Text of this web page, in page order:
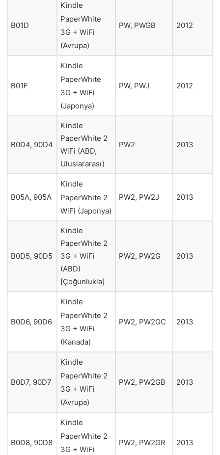
B01D
Kindle
PaperWhite
3G + WiFi
(Avrupa)
PW, PWGB 2012
B01F
Kindle
PaperWhite
3G + WiFi
(Japonya)
PW, PWJ 2012
B0D4, 90D4
Kindle
PaperWhite 2
WiFi (ABD,
Uluslararası)
PW2 2013
B05A, 905A
Kindle
PaperWhite 2
WiFi (Japonya)
PW2, PW2J 2013
B0D5, 90D5
Kindle
PaperWhite 2
3G + WiFi
(ABD)
[Çoğunlukla]
PW2, PW2G 2013
B0D6, 90D6
Kindle
PaperWhite 2
3G + WiFi
(Kanada)
PW2, PW2GC 2013
B0D7, 90D7
Kindle
PaperWhite 2
3G + WiFi
(Avrupa)
PW2, PW2GB 2013
B0D8, 90D8
Kindle
PaperWhite 2
3G + WiFi
PW2, PW2GR 2013